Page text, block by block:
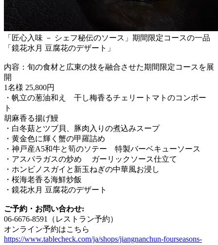
「匠心入味 － シェフ秘伝のソース」期間限定コースの一品
「鏡花水月 豆腐花のデザート」
内容：旬の食材と広東の技を融合させた期間限定コースを展
開
1名様 25,800円
・帆立の葱油和え 干し梅香るチェリートマトのコンポー
ト
胡麻香る揚げ鰻
・白冬菇とツブ貝、豚肉入りの煮込みスープ
・黄金色に輝く蟹の甲羅詰め
・神戸産A5和牛と筍のソテー 特製バーベキューソース
・アスパラガスの炒め ガーリックソース仕立て
・ホンビノスガイと新玉ねぎの中華風お浸し
・桜海老香る海鮮炒飯
・鏡花水月 豆腐花のデザート
ご予約・お問い合わせ:
06-6676-8591（レストラン予約）
オンライン予約はこちら
https://www.tablecheck.com/ja/shops/jiangnanchun-fourseasons-